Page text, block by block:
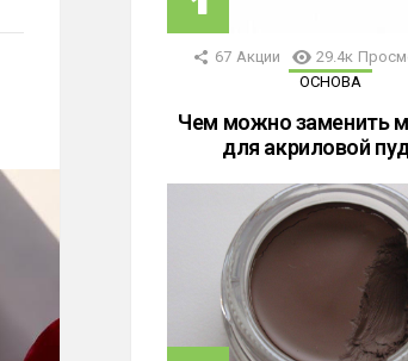
67 Акции 29.4к
ОСНОВА
Чем можно заменить
для акриловой